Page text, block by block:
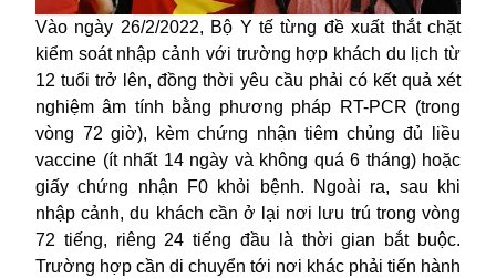
Vào ngày 26/2/2022, Bộ Y tế từng đề xuất thắt chặt
kiểm soátnhập cảnh với trường hợp khách du lịch từ
12 tuổi trở lên, đồng thời yêu cầu phải có kết quả xét
nghiệm âm tính bằng phương pháp RT-PCR (trong
vòng 72 giờ), kèm chứng nhận tiêm chủng đủ liều
vaccine (ít nhất 14 ngày và không quá 6 tháng) hoặc
giấy chứng nhận F0 khỏi bệnh. Ngoài ra, sau khi
nhập cảnh, du khách cần ở lại nơi lưu trú trong vòng
72 tiếng, riêng 24 tiếng đầu là thời gian bắt buộc.
Trường hợp cần di chuyển tới nơi khác phải tiến hành